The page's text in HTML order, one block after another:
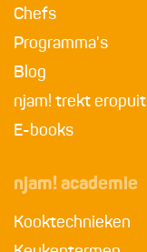
Chefs
Programma's
Blog
njam! trekt eropuit
E-books
njam! academie
Kooktechnieken